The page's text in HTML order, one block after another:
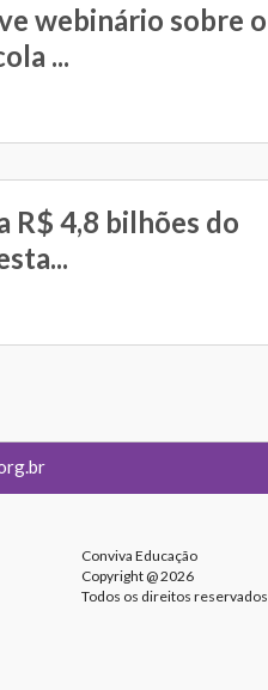
webinário sobre o
...
R$ 4,8 bilhões do
Conviva Educação
Copyright @ 2026
Todos os direitos reservados